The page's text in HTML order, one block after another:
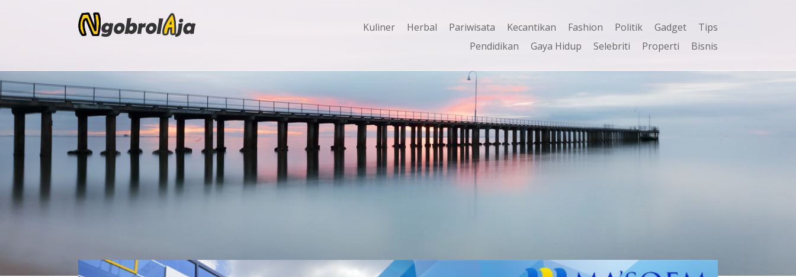
Kuliner Herbal Pariwisata Kecantikan Fashion Politik Gadget
Tips
Pendidikan
Gaya Hidup Selebriti Properti Bisnis